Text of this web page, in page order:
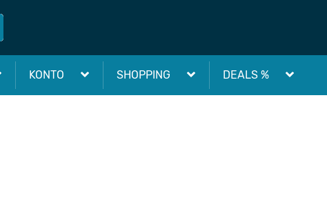
KONTO SHOPPING DEALS %